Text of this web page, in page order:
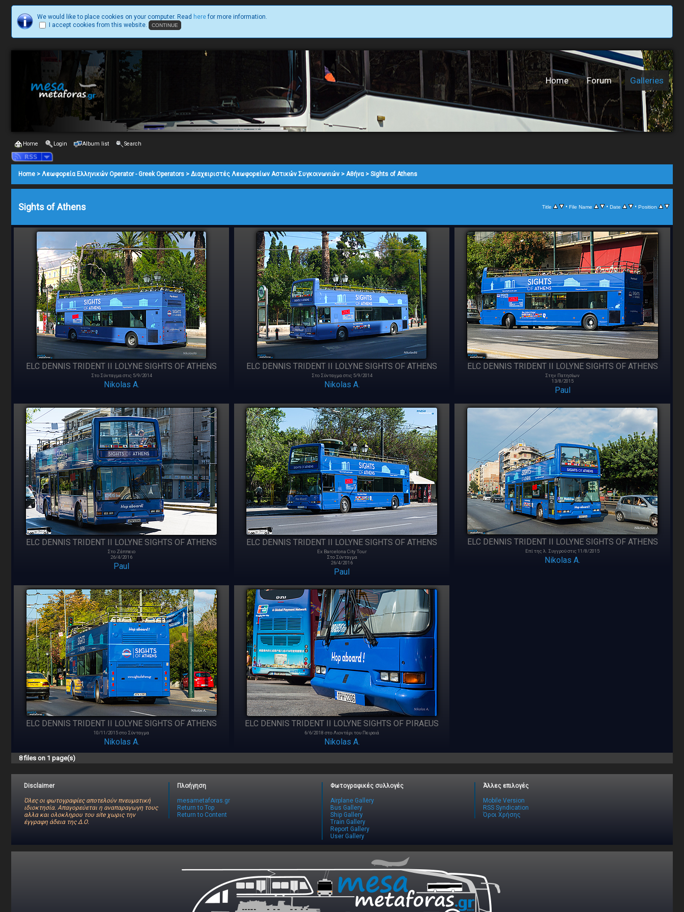
We would like to place cookies on your computer. Read here for more information.
I accept cookies from this website.
Home Forum Galleries
Home Login Album list Search
Home > Λεωφορεία Ελληνικών Operator - Greek Operators > Διαχειριστές Λεωφορείων Αστικών Συγκοινωνιών > Αθήνα> Sights of Athens
Sights of Athens Title • File Name • Date • Position
ELC DENNIS TRIDENT II LOLYNE SIGHTS OF ATHENS
Στο Σύνταγμα στις 5/9/2014
Nikolas A.
ELC DENNIS TRIDENT II LOLYNE SIGHTS OF ATHENS
Στο Σύνταγμα στις 5/9/2014
Nikolas A.
ELC DENNIS TRIDENT II LOLYNE SIGHTS OF ATHENS
Στην Πατησίων
13/8/2015
Paul
ELC DENNIS TRIDENT II LOLYNE SIGHTS OF ATHENS
Στο Ζάππειο
26/4/2016
Paul
ELC DENNIS TRIDENT II LOLYNE SIGHTS OF ATHENS
Ex Barcelona City Tour
Στο Σύνταγμα
26/4/2016
Paul
ELC DENNIS TRIDENT II LOLYNE SIGHTS OF ATHENS
Επί της λ. Συγγρού στις 11/8/2015
Nikolas A.
ELC DENNIS TRIDENT II LOLYNE SIGHTS OF ATHENS
10/11/2015 στο Σύνταγμα
Nikolas A.
ELC DENNIS TRIDENT II LOLYNE SIGHTS OF PIRAEUS
6/6/2018 στο Λιοντάρι του Πειραιά
Nikolas A.
8 files on 1 page(s)
Disclaimer
Όλες οι φωτογραφίες αποτελούν πνευματική
ιδιοκτησία. Απαγορεύεται η αναπαραγωγη τους
αλλα και ολοκληρου του site χωρις την
έγγραφη άδεια της Δ.Ο.
Πλοήγηση
mesametaforas.gr
Return to Top
Return to Content
Φωτογραφικές συλλογές
Airplane Gallery
Bus Gallery
Ship Gallery
Train Gallery
Report Gallery
User Gallery
Άλλες επιλογές
Mobile Version
RSS Syndication
Όροι Χρήσης